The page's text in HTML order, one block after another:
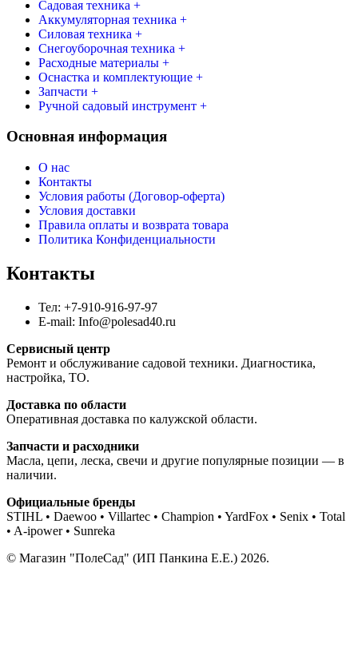
Садовая техника +
Аккумуляторная техника +
Силовая техника +
Снегоуборочная техника +
Расходные материалы +
Оснастка и комплектующие +
Запчасти +
Ручной садовый инструмент +
Основная информация
О нас
Контакты
Условия работы (Договор-оферта)
Условия доставки
Правила оплаты и возврата товара
Политика Конфиденциальности
Контакты
Тел: +7-910-916-97-97
E-mail: Info@polesad40.ru
Сервисный центр
Ремонт и обслуживание садовой техники. Диагностика,
настройка, ТО.
Доставка по области
Оперативная доставка по калужской области.
Запчасти и расходники
Масла, цепи, леска, свечи и другие популярные позиции — в
наличии.
Официальные бренды
STIHL • Daewoo • Villartec • Champion • YardFox • Senix • Total
• A-ipower • Sunreka
© Магазин "ПолеСад" (ИП Панкина Е.Е.) 2026.